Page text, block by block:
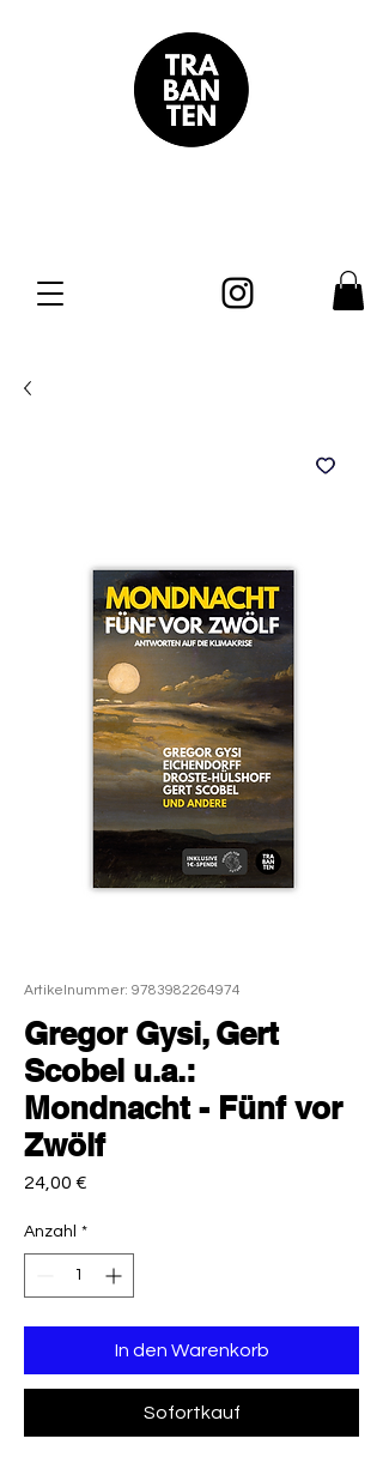
Artikelnummer: 9783982264974
Gregor Gysi, Gert
Scobel u.a.:
Mondnacht - Fünf vor
Zwölf
24,00 €
Anzahl *
In den Warenkorb
Sofortkauf